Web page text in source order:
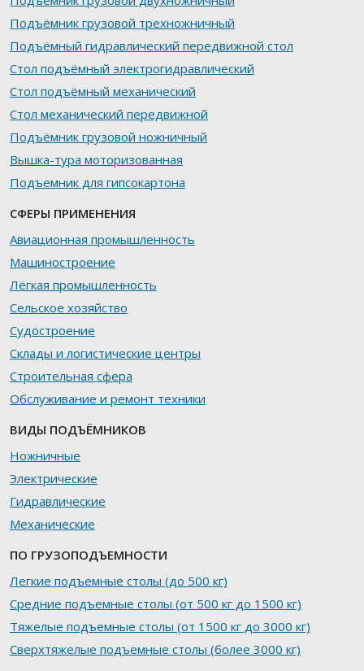
Подъёмник грузовой трехножничный
Подъёмный гидравлический передвижной стол
Стол подъёмный электрогидравлический
Стол подъёмный механический
Стол механический передвижной
Подъёмник грузовой ножничный
Вышка-тура моторизованная
Подъемник для гипсокартона
СФЕРЫ ПРИМЕНЕНИЯ
Авиационная промышленность
Машиностроение
Лёгкая промышленность
Сельское хозяйство
Судостроение
Склады и логистические центры
Строительная сфера
Обслуживание и ремонт техники
ВИДЫ ПОДЪЁМНИКОВ
Ножничные
Электрические
Гидравлические
Механические
ПО ГРУЗОПОДЪЕМНОСТИ
Легкие подъемные столы (до 500 кг)
Средние подъемные столы (от 500 кг до 1500 кг)
Тяжелые подъемные столы (от 1500 кг до 3000 кг)
Сверхтяжелые подъемные столы (более 3000 кг)